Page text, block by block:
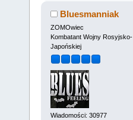
Bluesmanniak
ZOMOwiec
Kombatant Wojny Rosyjsko-
Japońskiej
Wiadomości: 30977